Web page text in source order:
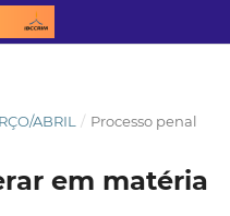
ABRIL
/ Processo penal
em matéria